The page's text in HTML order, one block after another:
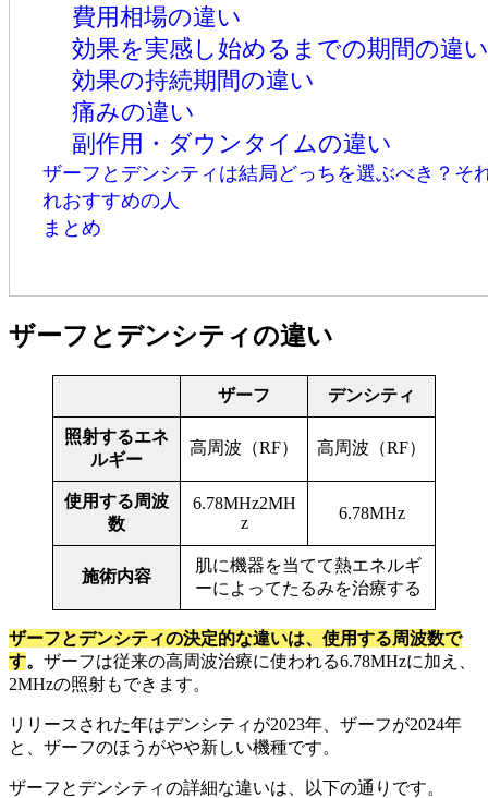
費用相場の違い
効果を実感し始めるまでの期間の違
効果の持続期間の違い
痛みの違い
副作用・ダウンタイムの違い
ザーフとデンシティは結局どっちを選ぶべき？そ
れおすすめの人
まとめ
ザーフとデンシティの違い
ザーフ デンシティ
照射するエネ
ルギー
高周波（RF） 高周波（RF）
使用する周波
数
6.78MHz2MH
z
6.78MHz
施術内容
肌に機器を当てて熱エネルギ
ーによってたるみを治療する
ザーフとデンシティの決定的な違いは、使用する周波数で
す。 ザーフは従来の高周波治療に使われる6.78MHzに加え、
2MHzの照射もできます。
リリースされた年はデンシティが2023年、ザーフが2024年
と、ザーフのほうがやや新しい機種です。
ザーフとデンシティの詳細な違いは、以下の通りです。